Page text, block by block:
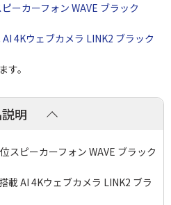
ーカーフォン WAVE ブラック
4Kウェブカメラ LINK2 ブラック
。
明
スピーカーフォン WAVE ブラック
AI 4Kウェブカメラ LINK2 ブラ